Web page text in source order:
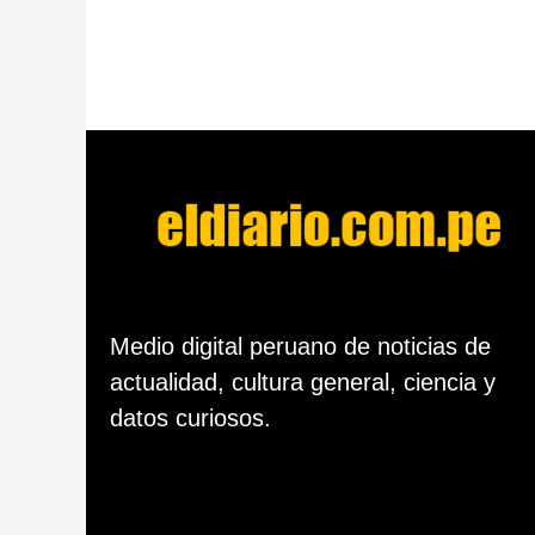
o
d
u
b
Medio digital peruano de noticias de
actualidad, cultura general, ciencia y
datos curiosos.